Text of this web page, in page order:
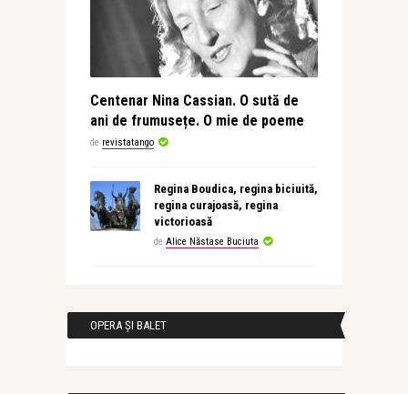
Centenar Nina Cassian. O sută de
ani de frumusețe. O mie de poeme
de revistatango
Regina Boudica, regina biciuită,
regina curajoasă, regina
victorioasă
de Alice Năstase Buciuta
OPERA ȘI BALET